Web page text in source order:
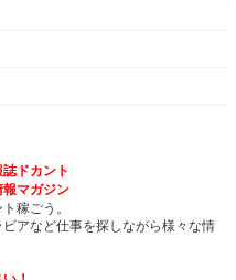
ドカント
マガジン
稼ごう。
アなど仕事を探しながら様々な情